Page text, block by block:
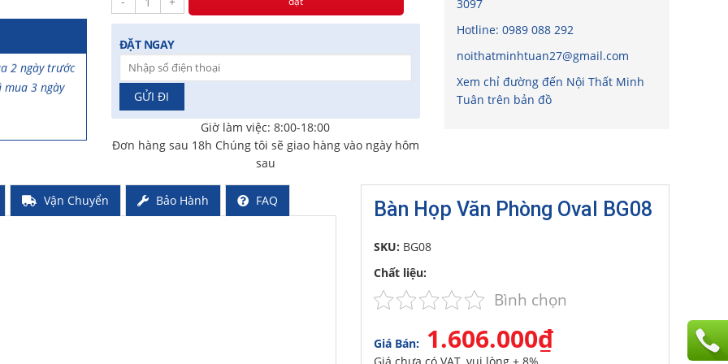
2 ngày trước
mua 3 ngày
ĐẶT NGAY
Giờ làm việc: 8:00-18:00
Đơn hàng sau 18h Chúng tôi sẽ giao hàng vào ngày hôm
sau
3097
Hotline: 0989 088 292
noithatminhtuan27@gmail.com
Xem chỉ đường đến Nội Thất Minh
Tuân trên bản đồ
Vận Chuyển Bảo Hành FAQ Bàn Họp Văn Phòng Oval BG08
SKU: BG08
Chất liệu:
Bình chọn
Giá Bán: 1.606.000₫